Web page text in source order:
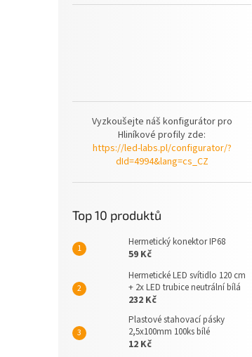
Vyzkoušejte náš konfigurátor pro
Hliníkové profily zde:
https://led-labs.pl/configurator/?
dId=4994&lang=cs_CZ
Top 10 produktů
Hermetický konektor IP68
59 Kč
Hermetické LED svítidlo 120 cm
+ 2x LED trubice neutrální bílá
232 Kč
Plastové stahovací pásky
2,5x100mm 100ks bílé
12 Kč